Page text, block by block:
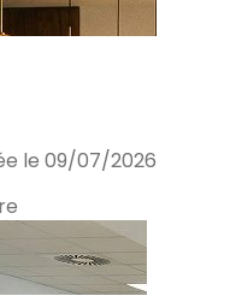
le 09/07/2026